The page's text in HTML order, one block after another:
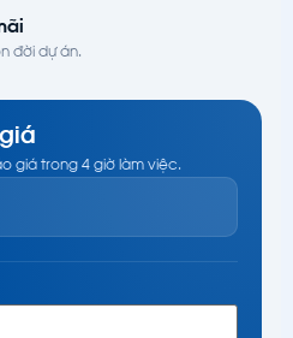
đời dự án.
giá trong 4 giờ làm việc.